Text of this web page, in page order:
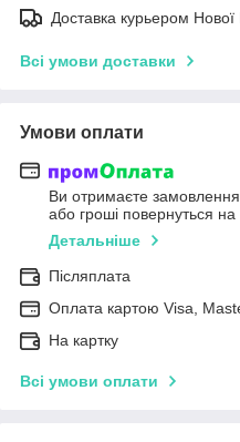
Доставка курьером
Всі умови доставки
Умови оплати
Ви отримаєте замовлення
або гроші повернуться на
Детальніше
Післяплата
Оплата картою Visa,
На картку
Всі умови оплати